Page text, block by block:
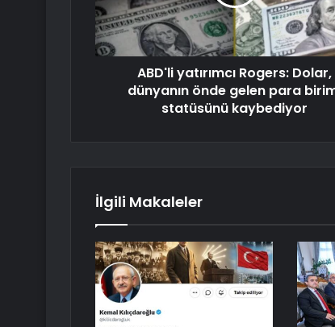
ABD'li yatırımcı Rogers: Dolar,
dünyanın önde gelen para
statüsünü kaybediyor
İlgili Makaleler